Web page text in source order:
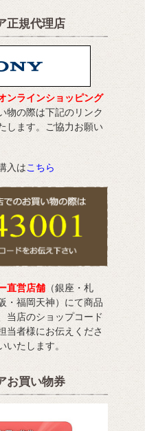
正規代理店
ンラインショッピング
物の際は下記のリンク
します。ご協力お願い
入はこちら
直営店舗 （銀座・札
・福岡天神）にて商品
当店のショップコード
当者様にお伝えくださ
いたします。
お買い物券